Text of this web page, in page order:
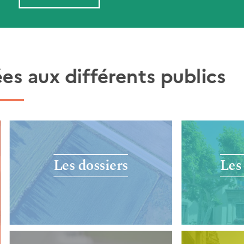
aux différents publics
Les dossiers